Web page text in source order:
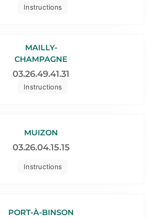
Instructions
Instructions
MAILLY-
CHAMPAGNE
03.26.49.41.31
Instructions
MUIZON
03.26.04.15.15
PORT-À-BINSON